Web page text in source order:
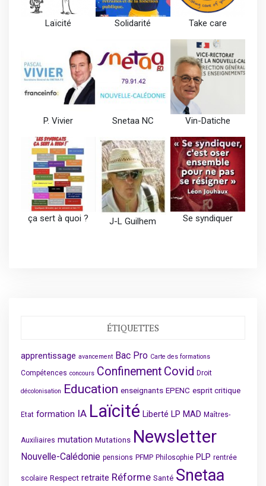
Laïcité Solidarité Take care
P. Vivier Snetaa NC Vin-Datiche
ça sert à quoi ? J-L Guilhem Se syndiquer
ÉTIQUETTES
apprentissage avancement Bac Pro Carte des formations
Compétences concours Confinement Covid Droit
décolonisation Education enseignants EPENC esprit critique
Etat formation IA Laïcité Liberté LP MAD Maîtres-
Auxiliaires mutation Mutations Newsletter
Nouvelle-Calédonie pensions PFMP Philosophie PLP rentrée
scolaire Respect retraite Réforme Santé Snetaa